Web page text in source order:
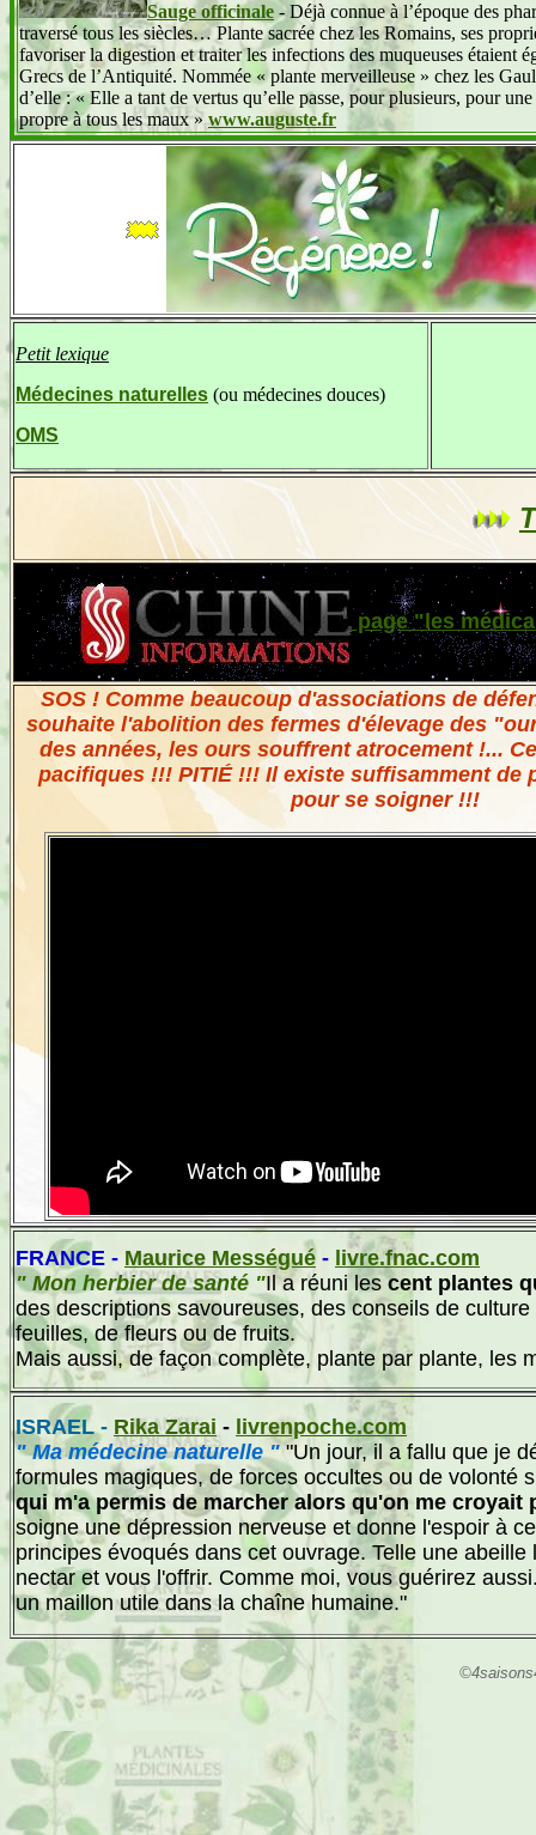
Sauge officinale - Déjà connue à l’époque des
traversé tous les siècles… Plante sacrée chez les Romains, ses
favoriser la digestion et traiter les infections des muqueuses étaient
Grecs de l’Antiquité. Nommée « plante merveilleuse » chez les
d’elle : « Elle a tant de vertus qu’elle passe, pour plusieurs, pour
propre à tous les maux »www.auguste.fr
Petit lexique
Médecines naturelles (ou médecines douces)
OMS
page "les
SOS ! Comme beaucoup d'associations de
souhaite l'abolition des fermes d'élevage des
des années, les ours souffrent atrocement !...
pacifiques !!! PITIÉ !!! Il existe suffisamment de
pour se soigner !!!
FRANCE - Maurice Mességué - livre.fnac.com
" Mon herbier de santé "Il a réuni lescent plantes
des descriptions savoureuses, des conseils de
feuilles, de fleurs ou de fruits.
Mais aussi, de façon complète, plante par plante, les
ISRAEL - Rika Zarai - livrenpoche.com
" Ma médecine naturelle ""Un jour, il a fallu que je
formules magiques, de forces occultes ou de
qui m'a permis de marcher alors qu'on me croyait
soigne une dépression nerveuse et donne l'espoir à
principes évoqués dans cet ouvrage. Telle une
nectar et vous l'offrir. Comme moi, vous guérirez
un maillon utile dans la chaîne humaine."